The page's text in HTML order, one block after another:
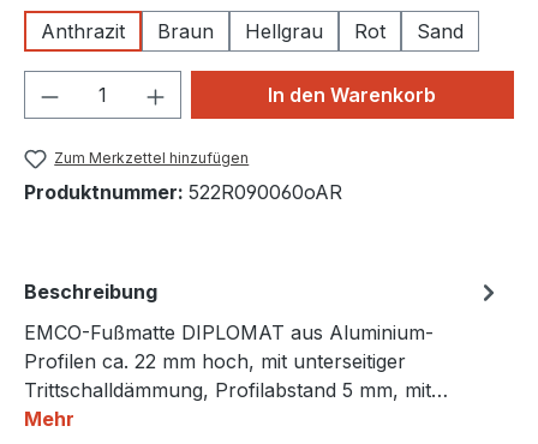
Anthrazit
Braun Hellgrau Rot Sand
Produkt Anzahl: Gib denIn den Warenkorb
Zum Merkzettel hinzufügen
Produktnummer: 522R090060oAR
Beschreibung
EMCO-Fußmatte DIPLOMAT aus Aluminium-
Profilen ca. 22 mm hoch, mit unterseitiger
Trittschalldämmung, Profilabstand 5 mm, mit…
Mehr